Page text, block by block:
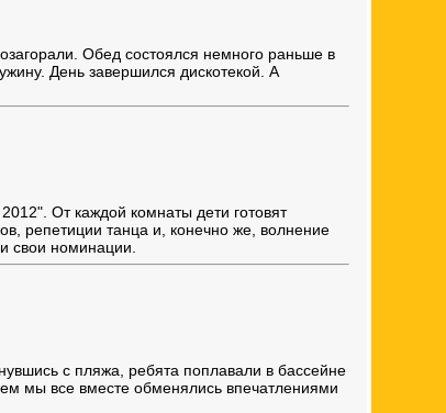
Обед состоялся немного раньше в
День завершился дискотекой. А
От каждой комнаты дети готовят
репетиции танца и, конечно же, волнение
свои номинации.
с пляжа, ребята поплавали в бассейне
мы все вместе обменялись впечатлениями